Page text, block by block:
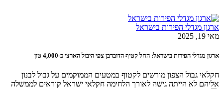
הפירות בישראל
הפירות בישראל: החל קטיף הדובדבן צפי היבול הארצי כ-4,000 טון
גבול הצפון מורשים לקטוף במטעים הממוקמים על גבול לבנון
לא הייתה גישה לאורך הלחימה חקלאי ישראל קוראים לממשלה